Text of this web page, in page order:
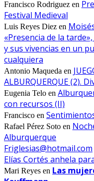
Francisco Rodriguez en
Festival Medieval
Luis Reyes Diez en
«Presencia de la
y sus vivencias en un
cualquiera
Antonio Maqueda en
ALBURQUERQUE (2).
Eugenia Telo en
con recursos (II)
Francisco en
Rafael Pérez Soto en
Alburquerque
Friglesias@hotmail.com
Elías Cortés anhela
Mari Reyes en Las